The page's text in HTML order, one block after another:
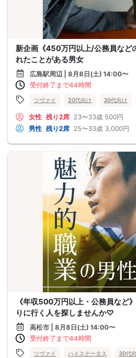
新企画《450万円以上/公務員など
れたことがある男女
広島駅周辺 | 8月8日(土) 14:00〜
受付終了まで44時間
ツヴァイ 20代向け 30代向け
女性 残り2席 23〜33歳 500円
男性 残り2席 25〜33歳 3,000円
《年収500万円以上・公務員など
りに行く人を探しませんか♡
高松市 | 8月8日(土) 14:00〜
受付終了まで44時間
ツヴァイ ハイステータス 30代